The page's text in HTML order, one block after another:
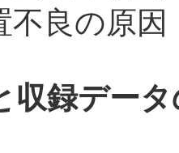
良の原因
収録デー